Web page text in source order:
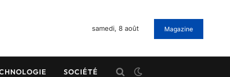
samedi, 8 août Magazine
SOCIÉTÉ